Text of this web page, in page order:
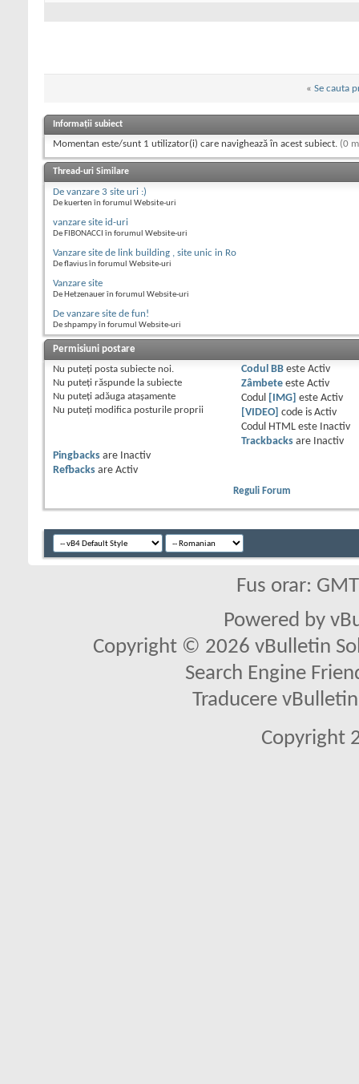
« Se cauta
Informații subiect
Momentan este/sunt 1 utilizator(i) care navighează în acest subiect. (0
Thread-uri Similare
De vanzare 3 site uri :)
De kuerten în forumul Website-uri
vanzare site id-uri
De FIBONACCI în forumul Website-uri
Vanzare site de link building , site unic in Ro
De flavius în forumul Website-uri
Vanzare site
De Hetzenauer în forumul Website-uri
De vanzare site de fun!
De shpampy în forumul Website-uri
Permisiuni postare
Nu puteţi posta subiecte noi.
Nu puteţi răspunde la subiecte
Nu puteţi adăuga ataşamente
Nu puteţi modifica posturile proprii
Codul BBeste Activ
Zâmbeteeste Activ
Codul
[IMG] este Activ
[VIDEO] code is Activ
Codul HTML este
Inactiv
Trackbacksare
Inactiv
Pingbacks are
Inactiv
Refbacks are Activ
Reguli Forum
Fus orar:
Powered by
Copyright © 2026 vBulletin
Search Engine
Traducere
Copyright